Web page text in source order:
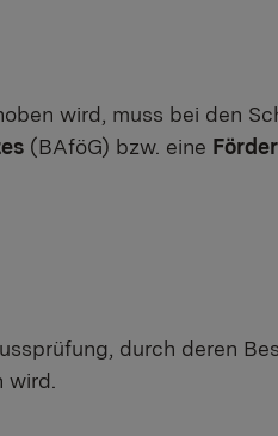
wird, muss bei den
(BAföG) bzw. eine
durch deren